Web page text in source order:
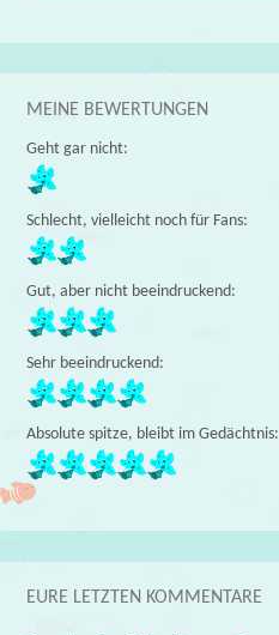
MEINE BEWERTUNGEN
Geht gar nicht:
Schlecht, vielleicht noch für Fans:
Gut, aber nicht beeindruckend:
Sehr beeindruckend:
Absolute spitze, bleibt im Gedächtnis:
EURE LETZTEN KOMMENTARE